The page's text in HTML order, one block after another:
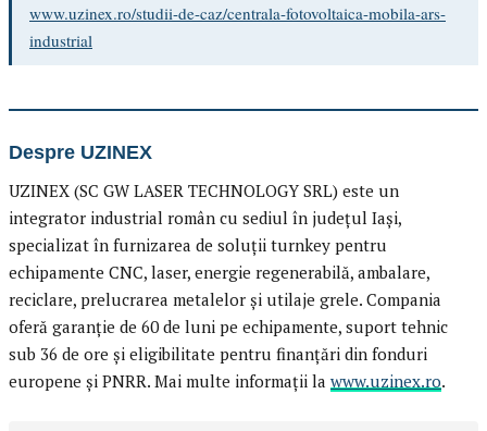
www.uzinex.ro/studii-de-caz/centrala-fotovoltaica-mobila-ars-
industrial
Despre UZINEX
UZINEX (SC GW LASER TECHNOLOGY SRL) este un
integrator industrial român cu sediul în județul Iași,
specializat în furnizarea de soluții turnkey pentru
echipamente CNC, laser, energie regenerabilă, ambalare,
reciclare, prelucrarea metalelor și utilaje grele. Compania
oferă garanție de 60 de luni pe echipamente, suport tehnic
sub 36 de ore și eligibilitate pentru finanțări din fonduri
europene și PNRR. Mai multe informații la www.uzinex.ro.